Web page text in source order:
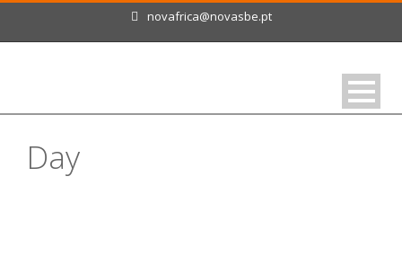
novafrica@novasbe.pt
Day